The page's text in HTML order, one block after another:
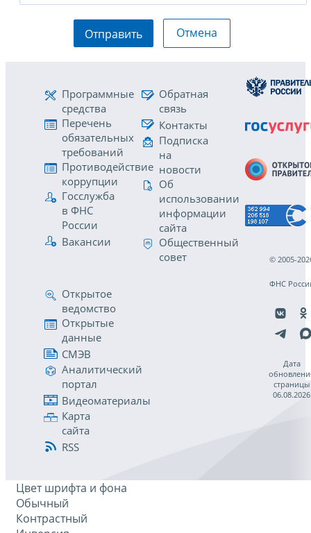
Отправить Отмена
Программные
средства
Перечень
обязательных
требований
Противодействие
коррупции
Госслужба
в ФНС
России
Вакансии
Обратная
связь
Контакты
Подписка
на
новости
Об
использовании
информации
сайта
Общественный
совет
Открытое
ведомство
Открытые
данные
СМЭВ
Аналитический
портал
Видеоматериалы
Карта
сайта
RSS
© 2005-
ФНС
Дата
страницы
06.08.2026
Цвет шрифта и фона
Обычный
Контрастный